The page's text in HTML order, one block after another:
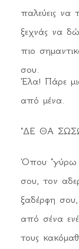
παλεύεις να
ξεχνάς να
πιο
σου.
Έλα! Πάρε
από μένα.
"ΔΕ ΘΑ
Όπου "γύρω
σου, τον
ξαδέρφη
από σένα
τους